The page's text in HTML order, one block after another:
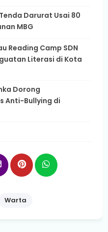
Darurat Usai 80
MBG
Reading Camp SDN
Literasi di Kota
Dorong
Anti-Bullying di
Warta